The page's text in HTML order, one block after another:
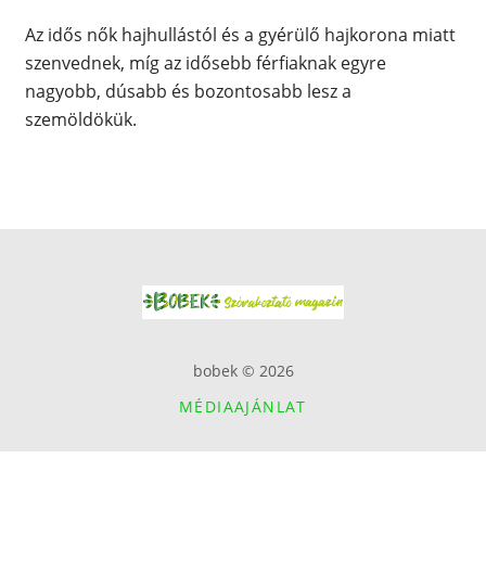
Az idős nők hajhullástól és a gyérülő hajkorona miatt
szenvednek, míg az idősebb férfiaknak egyre
nagyobb, dúsabb és bozontosabb lesz a
szemöldökük.
bobek © 2026
MÉDIAAJÁNLAT